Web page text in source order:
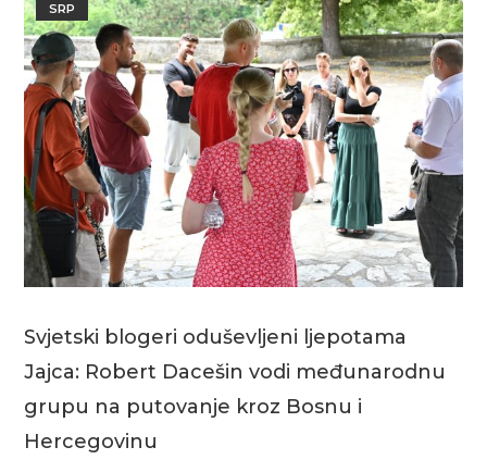
SRP
Svjetski blogeri oduševljeni ljepotama
Jajca: Robert Dacešin vodi međunarodnu
grupu na putovanje kroz Bosnu i
Hercegovinu